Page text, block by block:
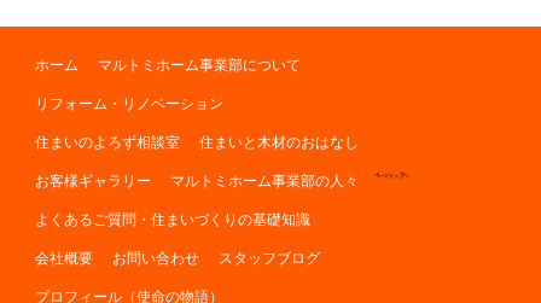
ホーム マルトミホーム事業部について
リフォーム・リノベーション
住まいのよろず相談室 住まいと木材のおはなし
お客様ギャラリー マルトミホーム事業部の人々
よくあるご質問・住まいづくりの基礎知識
会社概要 お問い合わせ スタッフブログ
プロフィール（使命の物語）
ページトップへ